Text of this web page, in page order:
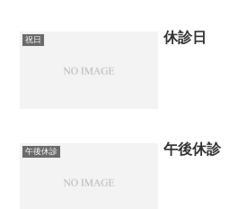
祝日 休診日
午後休診 午後休診